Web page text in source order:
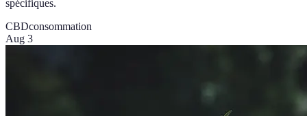
spécifiques.
CBDconsommation
Aug 3